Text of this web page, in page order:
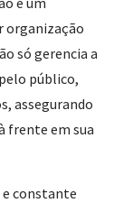
organização
só gerencia a
público,
assegurando
frente em sua
constante